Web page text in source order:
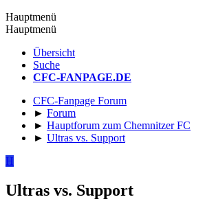
Hauptmenü
Hauptmenü
Übersicht
Suche
CFC-FANPAGE.DE
CFC-Fanpage Forum
► Forum
► Hauptforum zum Chemnitzer FC
► Ultras vs. Support
H
Ultras vs. Support